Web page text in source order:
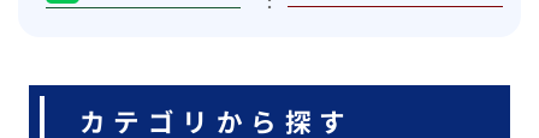
カテゴリから探す